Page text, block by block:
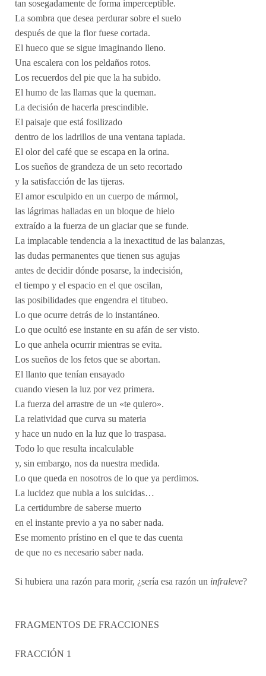
tan sosegadamente de forma imperceptible.
La sombra que desea perdurar sobre el suelo
después de que la flor fuese cortada.
El hueco que se sigue imaginando lleno.
Una escalera con los peldaños rotos.
Los recuerdos del pie que la ha subido.
El humo de las llamas que la queman.
La decisión de hacerla prescindible.
El paisaje que está fosilizado
dentro de los ladrillos de una ventana tapiada.
El olor del café que se escapa en la orina.
Los sueños de grandeza de un seto recortado
y la satisfacción de las tijeras.
El amor esculpido en un cuerpo de mármol,
las lágrimas halladas en un bloque de hielo
extraído a la fuerza de un glaciar que se funde.
La implacable tendencia a la inexactitud de las balanzas,
las dudas permanentes que tienen sus agujas
antes de decidir dónde posarse, la indecisión,
el tiempo y el espacio en el que oscilan,
las posibilidades que engendra el titubeo.
Lo que ocurre detrás de lo instantáneo.
Lo que ocultó ese instante en su afán de ser visto.
Lo que anhela ocurrir mientras se evita.
Los sueños de los fetos que se abortan.
El llanto que tenían ensayado
cuando viesen la luz por vez primera.
La fuerza del arrastre de un «te quiero».
La relatividad que curva su materia
y hace un nudo en la luz que lo traspasa.
Todo lo que resulta incalculable
y, sin embargo, nos da nuestra medida.
Lo que queda en nosotros de lo que ya perdimos.
La lucidez que nubla a los suicidas…
La certidumbre de saberse muerto
en el instante previo a ya no saber nada.
Ese momento prístino en el que te das cuenta
de que no es necesario saber nada.
Si hubiera una razón para morir, ¿sería esa razón un infraleve?
FRAGMENTOS DE FRACCIONES
FRACCIÓN 1